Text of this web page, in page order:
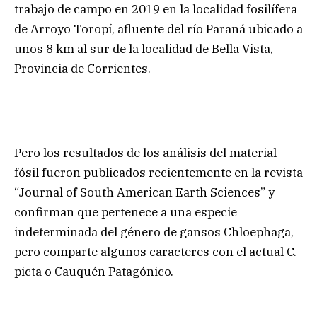
trabajo de campo en 2019 en la localidad fosilífera
de Arroyo Toropí, afluente del río Paraná ubicado a
unos 8 km al sur de la localidad de Bella Vista,
Provincia de Corrientes.
Pero los resultados de los análisis del material
fósil fueron publicados recientemente en la revista
“Journal of South American Earth Sciences” y
confirman que pertenece a una especie
indeterminada del género de gansos Chloephaga,
pero comparte algunos caracteres con el actual C.
picta o Cauquén Patagónico.